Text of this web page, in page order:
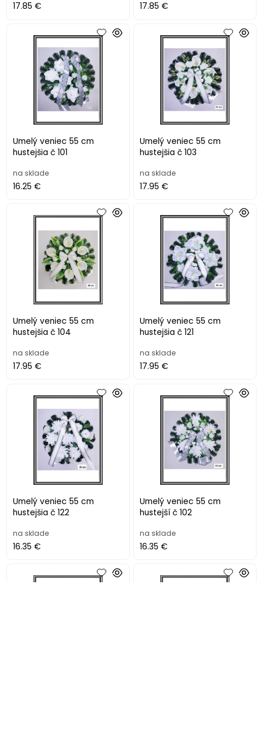
17.85 € 17.85 €
Umelý veniec 55 cm
hustejšia č 101
na sklade
16.25 €
Umelý veniec 55 cm
hustejšia č 103
na sklade
17.95 €
Umelý veniec 55 cm
hustejšia č 104
na sklade
17.95 €
Umelý veniec 55 cm
hustejšia č 121
na sklade
17.95 €
Umelý veniec 55 cm
hustejšia č 122
na sklade
16.35 €
Umelý veniec 55 cm
hustejší č 102
na sklade
16.35 €